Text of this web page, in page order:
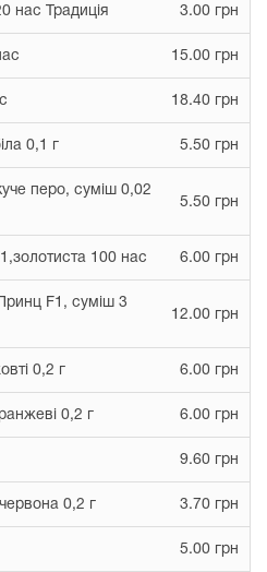
нас Традиція 3.00 грн
15.00 грн
18.40 грн
0,1 г 5.50 грн
перо, суміш 0,02
5.50 грн
100 нас 6.00 грн
F1, суміш 3
12.00 грн
0,2 г 6.00 грн
0,2 г 6.00 грн
9.60 грн
0,2 г 3.70 грн
5.00 грн